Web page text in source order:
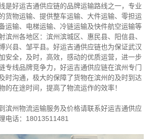
是好运吉通供应链的品牌运输路线之一，专业
货物运输、提供整车运输、大件运输、零担运
运输、电梯运输、冷链运输及快件航空运输等
滨州各地区：滨州滨城区、惠民县、阳信县、
兴县、邹平县。好运吉通供应链也为保证武汉
安全，及时，高效，感动的优质运营，进一步
专线品牌竞争力，好运吉通供应链在滨州专门
时沟通，极大的保障了货物在滨州的及时到达
的在途时间，提高了物流运作的效率！
滨州物流运输服务及价格请联系好运吉通供应
电话：18013511481